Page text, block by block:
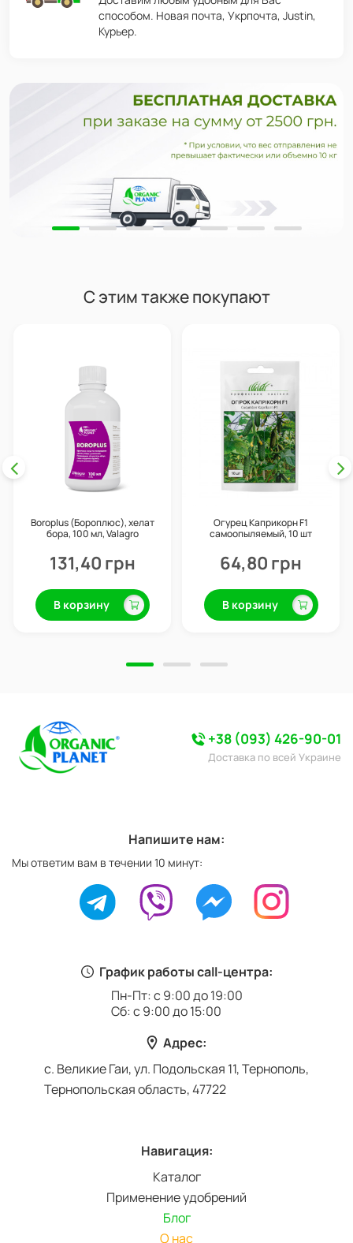
способом. Новая почта, Укрпочта, Justin,
Курьер.
С этим также покупают
Boroplus (Бороплюс), хелат
бора, 100 мл, Valagro
131,40 грн
В корзину
Огурец Каприкорн F1
самоопыляемый, 10 шт
64,80 грн
В корзину
+38 (093) 426-90-01
Доставка по всей Украине
График работы call-центра:
Пн-Пт: с 9:00 до 19:00
Сб: с 9:00 до 15:00
Адрес:
с. Великие Гаи, ул. Подольская 11, Тернополь,
Тернопольская область, 47722
Навигация:
Каталог
Применение удобрений
Блог
О нас
Напишите нам:
Мы ответим вам в течении 10 минут: